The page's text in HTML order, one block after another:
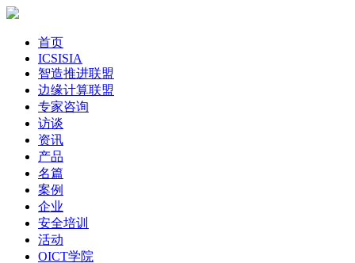
首页
ICSISIA
智造推进联盟
边缘计算联盟
专家咨询
访谈
资讯
产品
名篇
案例
企业
安全培训
活动
OICT学院